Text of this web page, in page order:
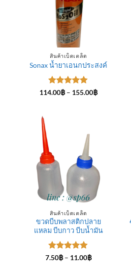
สินค้าเบ็ดเตล็ด
Sonax น้ำยาเอนกประสงค์
ให้คะแนน
114.00฿ – 155.00฿Price
สินค้าเบ็ดเตล็ด
ขวดบีบพลาสติกปลาย
แหลม บีบกาว บีบน้ำมัน
ให้คะแนน
7.50฿ – 11.00฿Price